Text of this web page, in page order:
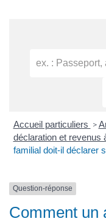
Accueil particuliers >
déclaration et revenus
familial doit-il déclarer
Question-réponse
Comment un